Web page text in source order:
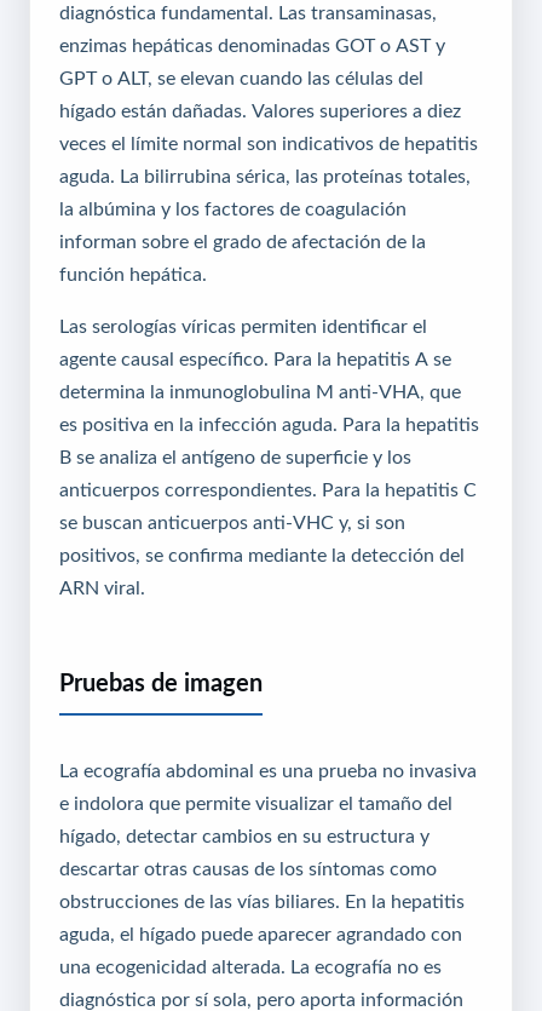
diagnóstica fundamental. Las transaminasas,
enzimas hepáticas denominadas GOT o AST y
GPT o ALT, se elevan cuando las células del
hígado están dañadas. Valores superiores a diez
veces el límite normal son indicativos de hepatitis
aguda. La bilirrubina sérica, las proteínas totales,
la albúmina y los factores de coagulación
informan sobre el grado de afectación de la
función hepática.
Las serologías víricas permiten identificar el
agente causal específico. Para la hepatitis A se
determina la inmunoglobulina M anti-VHA, que
es positiva en la infección aguda. Para la hepatitis
B se analiza el antígeno de superficie y los
anticuerpos correspondientes. Para la hepatitis C
se buscan anticuerpos anti-VHC y, si son
positivos, se confirma mediante la detección del
ARN viral.
Pruebas de imagen
La ecografía abdominal es una prueba no invasiva
e indolora que permite visualizar el tamaño del
hígado, detectar cambios en su estructura y
descartar otras causas de los síntomas como
obstrucciones de las vías biliares. En la hepatitis
aguda, el hígado puede aparecer agrandado con
una ecogenicidad alterada. La ecografía no es
diagnóstica por sí sola, pero aporta información